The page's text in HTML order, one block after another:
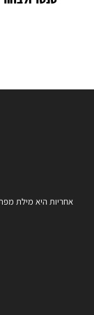
אחריות היא מילת